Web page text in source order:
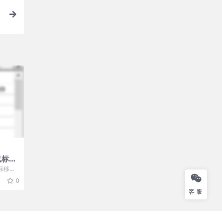
移
绿
移动
程
...
0
客服